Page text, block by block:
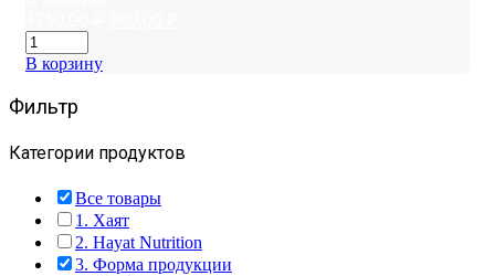
В корзину
Фильтр
Категории продуктов
Все товары
1. Хаят
2. Hayat Nutrition
3. Форма продукции